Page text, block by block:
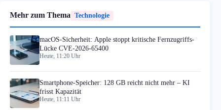
Mehr zum Thema Technologie
macOS-Sicherheit: Apple stoppt kritische Fernzugriffs-
Lücke CVE-2026-65400
Heute, 11:20 Uhr
Smartphone-Speicher: 128 GB reicht nicht mehr – KI
frisst Kapazität
Heute, 11:11 Uhr